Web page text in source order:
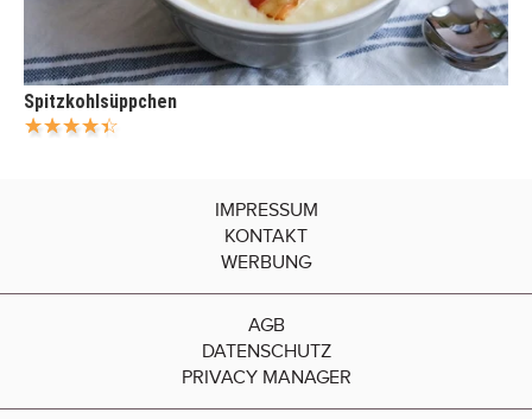
Spitzkohlsüppchen
IMPRESSUM
KONTAKT
WERBUNG
AGB
DATENSCHUTZ
PRIVACY MANAGER